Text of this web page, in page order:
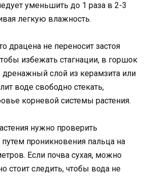
уменьшить до 1 раза в 2-3
легкую влажность.
драцена не переносит застоя
избежать стагнации, в горшок
дренажный слой из керамзита или
воде свободно стекать,
корневой системы растения.
нужно проверить
путем проникновения пальца на
Если почва сухая, можно
стоит следить, чтобы вода не